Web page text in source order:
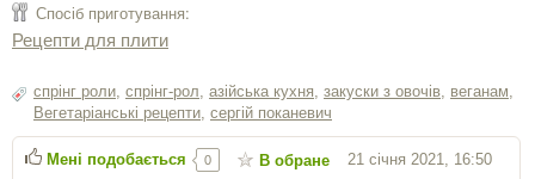
Спосіб приготування:
Рецепти для плити
спрінг роли, спрінг-рол, азійська кухня, закуски з овочів, веганам,
Вегетаріанські рецепти, сергiй поканевич
21 січня 2021, 16:50
Мені подобається 0 В обране